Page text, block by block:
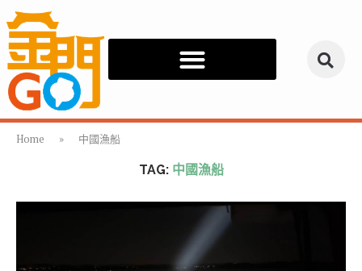
Home » 中國漁船
TAG: 中國漁船